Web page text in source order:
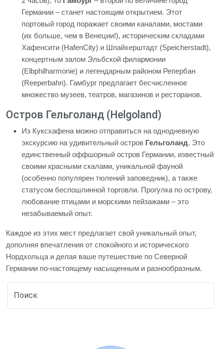
Германии – станет настоящим открытием. Этот
портовый город поражает своими каналами, мостами
(их больше, чем в Венеции!), историческим складами
Хафенсити (HafenCity) и Шпайхерштадт (Speicherstadt),
концертным залом Эльбской филармонии
(Elbphilharmonie) и легендарным районом Репербан
(Reeperbahn). Гамбург предлагает бесчисленное
множество музеев, театров, магазинов и ресторанов.
Остров Гельголанд (Helgoland)
Из Куксхафена можно отправиться на однодневную
экскурсию на удивительный остров Гельголанд. Это
единственный оффшорный остров Германии, известный
своими красными скалами, уникальной фауной
(особенно популярен тюлений заповедник), а также
статусом беспошлинной торговли. Прогулка по острову,
любование птицами и морскими пейзажами – это
незабываемый опыт.
Каждое из этих мест предлагает свой уникальный опыт,
дополняя впечатления от спокойного и исторического
Нордхольца и делая ваше путешествие по Северной
Германии по-настоящему насыщенным и разнообразным.